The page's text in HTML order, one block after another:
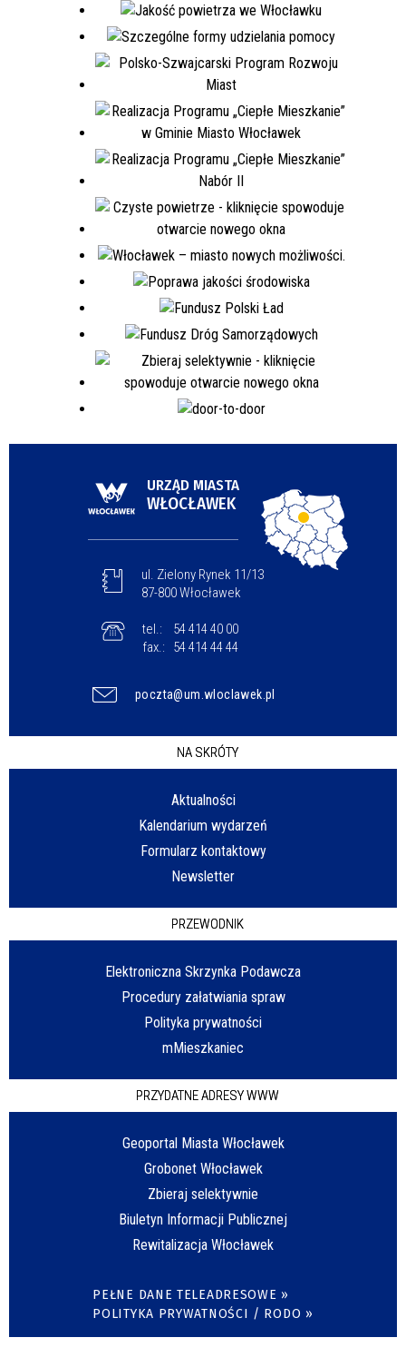
URZĄD MIASTA
WŁOCŁAWEK
ul. Zielony Rynek 11/13
87-800 Włocławek
tel.:
54 414 40 00
fax.:
54 414 44 44
poczta@um.wloclawek.pl
NA SKRÓTY
Aktualności
Kalendarium wydarzeń
Formularz kontaktowy
Newsletter
PRZEWODNIK
Elektroniczna Skrzynka Podawcza
Procedury załatwiania spraw
Polityka prywatności
mMieszkaniec
PRZYDATNE ADRESY WWW
Geoportal Miasta Włocławek
Grobonet Włocławek
Zbieraj selektywnie
Biuletyn Informacji Publicznej
Rewitalizacja Włocławek
PEŁNE DANE TELEADRESOWE »
POLITYKA PRYWATNOŚCI / RODO »